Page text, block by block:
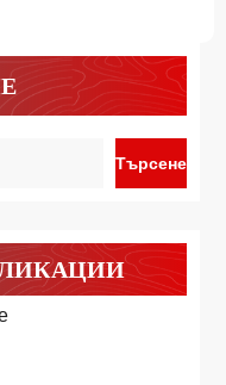
Търсене